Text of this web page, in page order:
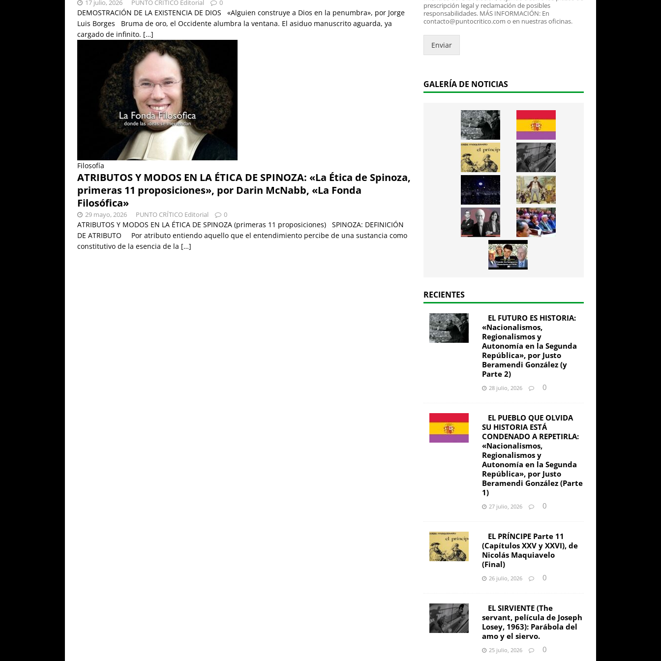
17 julio, 2026 PUNTO CRÍTICO Editorial 0
DEMOSTRACIÓN DE LA EXISTENCIA DE DIOS «Alguien construye a Dios en la penumbra», por Jorge
Luis Borges Bruma de oro, el Occidente alumbra la ventana. El asiduo manuscrito aguarda, ya
cargado de infinito. […]
Filosofía
ATRIBUTOS Y MODOS EN LA ÉTICA DE SPINOZA: «La Ética de Spinoza,
primeras 11 proposiciones», por Darin McNabb, «La Fonda
Filosófica»
29 mayo, 2026 PUNTO CRÍTICO Editorial 0
ATRIBUTOS Y MODOS EN LA ÉTICA DE SPINOZA (primeras 11 proposiciones) SPINOZA: DEFINICIÓN
DE ATRIBUTO Por atributo entiendo aquello que el entendimiento percibe de una sustancia como
constitutivo de la esencia de la […]
i
c
o
.
prescripción legal y reclamación de posibles
responsabilidades. MÁS INFORMACIÓN: En
contacto@puntocritico.com o en nuestras oficinas.
Enviar
GALERÍA DE NOTICIAS
RECIENTES
EL FUTURO ES HISTORIA:
«Nacionalismos,
Regionalismos y
Autonomía en la Segunda
República», por Justo
Beramendi González (y
Parte 2)
28 julio, 2026 0
EL PUEBLO QUE OLVIDA
SU HISTORIA ESTÁ
CONDENADO A REPETIRLA:
«Nacionalismos,
Regionalismos y
Autonomía en la Segunda
República», por Justo
Beramendi González (Parte
1)
27 julio, 2026 0
EL PRÍNCIPE Parte 11
(Capítulos XXV y XXVI), de
Nicolás Maquiavelo
(Final)
26 julio, 2026 0
EL SIRVIENTE (The
servant, película de Joseph
Losey, 1963): Parábola del
amo y el siervo.
25 julio, 2026 0